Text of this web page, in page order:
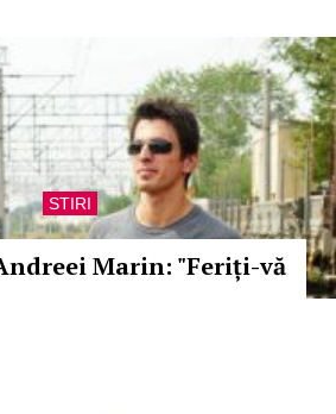
STIRI
Marin: "Feriți-vă